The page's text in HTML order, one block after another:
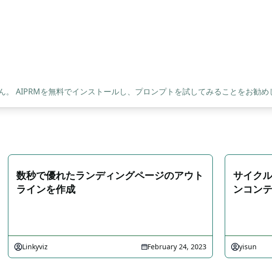
AIPRMを無料でインストールし、プロンプトを試してみることをお勧め
数秒で優れたランディングページのアウト
ラインを作成
Linkyviz February 24, 2023
サイク
ンコン
yisun